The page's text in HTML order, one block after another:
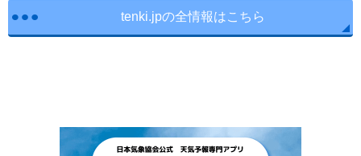
tenki.jpの全情報はこちら